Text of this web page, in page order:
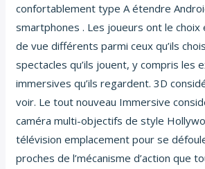
confortablement type A étendre
smartphones . Les joueurs ont le
de vue différents parmi ceux qu’ils
spectacles qu’ils jouent, y compris les
immersives qu’ils regardent. 3D
voir. Le tout nouveau Immersive
caméra multi-objectifs de style
télévision emplacement pour se
proches de l’mécanisme d’action que